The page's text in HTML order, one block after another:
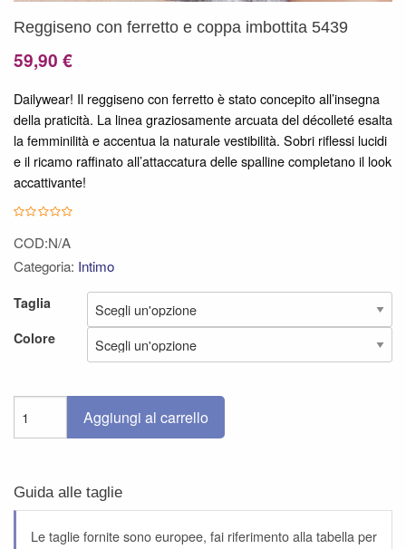
Reggiseno con ferretto e coppa imbottita 5439
59,90 €
Dailywear! Il reggiseno con ferretto è stato concepito all’insegna
della praticità. La linea graziosamente arcuata del décolleté esalta
la femminilità e accentua la naturale vestibilità. Sobri riflessi lucidi
e il ricamo raffinato all’attaccatura delle spalline completano il look
accattivante!
COD:N/A
Categoria: Intimo
Taglia
Colore
Aggiungi al carrello
Guida alle taglie
Le taglie fornite sono europee, fai riferimento alla tabella per